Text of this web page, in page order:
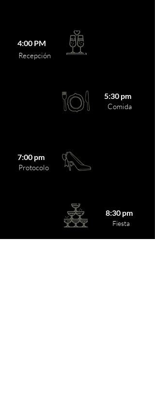
4:00 PM
Recepción
5:30 pm
Comida
7:00 pm
Protocolo
8:30 pm
Fiesta